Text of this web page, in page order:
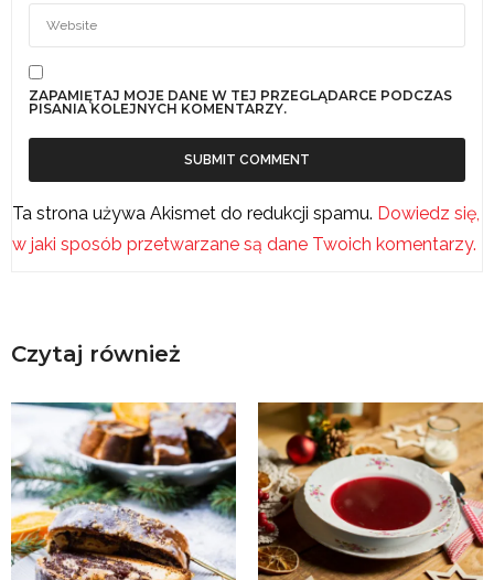
ZAPAMIĘTAJ MOJE DANE W TEJ PRZEGLĄDARCE PODCZAS
PISANIA KOLEJNYCH KOMENTARZY.
Ta strona używa Akismet do redukcji spamu. Dowiedz się,
w jaki sposób przetwarzane są dane Twoich komentarzy.
Czytaj również